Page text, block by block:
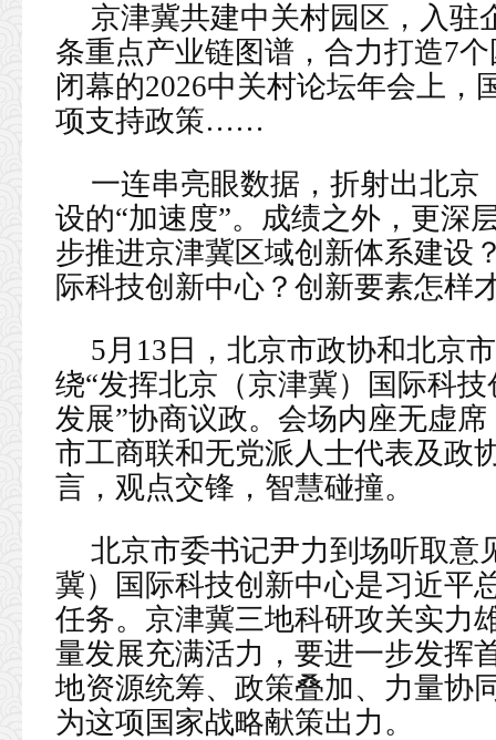
京津冀共建中关村园区，入驻
条重点产业链图谱，合力打造7
闭幕的2026中关村论坛年会上，
项支持政策……
一连串亮眼数据，折射出北京
设的“加速度”。成绩之外，更深
步推进京津冀区域创新体系建设
际科技创新中心？创新要素怎样
5月13日，北京市政协和北京
绕“发挥北京（京津冀）国际科
发展”协商议政。会场内座无虚
市工商联和无党派人士代表及政
言，观点交锋，智慧碰撞。
北京市委书记尹力到场听取意
冀）国际科技创新中心是习近平
任务。京津冀三地科研攻关实力
量发展充满活力，要进一步发挥
地资源统筹、政策叠加、力量协
为这项国家战略献策出力。